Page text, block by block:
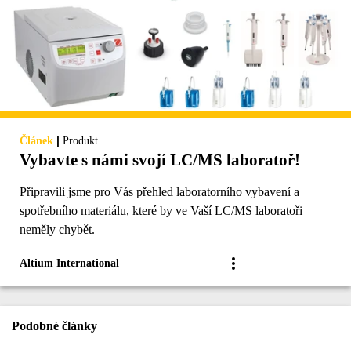
Článek | Produkt
Vybavte s námi svojí LC/MS laboratoř!
Připravili jsme pro Vás přehled laboratorního vybavení a
spotřebního materiálu, které by ve Vaší LC/MS laboratoři
neměly chybět.
Altium International
Podobné články